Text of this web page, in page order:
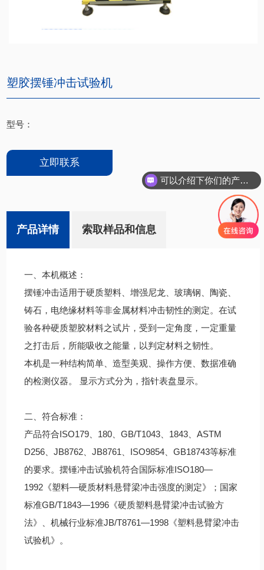
塑胶摆锤冲击试验机
型号：
立即联系
产品详情 索取样品和信息
一、本机概述：
摆锤冲击适用于硬质塑料、增强尼龙、玻璃钢、陶瓷、
铸石，电绝缘材料等非金属材料冲击韧性的测定。在试
验各种硬质塑胶材料之试片，受到一定角度，一定重量
之打击后，所能吸收之能量，以判定材料之韧性。
本机是一种结构简单、造型美观、操作方便、数据准确
的检测仪器。 显示方式分为，指针表盘显示。
二、符合标准：
产品符合ISO179、180、GB/T1043、1843、ASTM
D256、JB8762、JB8761、ISO9854、GB18743等标准
的要求。摆锤冲击试验机符合国际标准ISO180—
1992《塑料—硬质材料悬臂梁冲击强度的测定》；国家
标准GB/T1843—1996《硬质塑料悬臂梁冲击试验方
法》、机械行业标准JB/T8761—1998《塑料悬臂梁冲击
试验机》。
可以介绍下你们的产品么